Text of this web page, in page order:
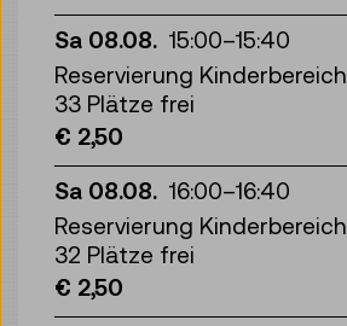
Sa 08.08. 15:00–15:40
Reservierung Kinderbereich
33 Plätze frei
€ 2,50
Sa 08.08. 16:00–16:40
Reservierung Kinderbereich
32 Plätze frei
€ 2,50